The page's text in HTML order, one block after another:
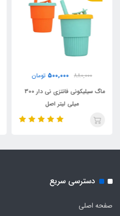
880,000
500,000 تومان
ماگ سیلیکونی فانتزی نی دار 300
میلی لیتر اصل
دسترسی سریع
صفحه اصلی